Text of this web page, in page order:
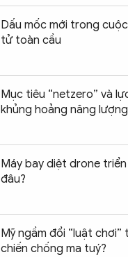
Dấu mốc mới trong
tử toàn cầu
Mục tiêu “netzero” và
khủng hoảng năng lượng
Máy bay diệt drone
đâu?
Mỹ ngầm đổi “luật
chiến chống ma tuý?